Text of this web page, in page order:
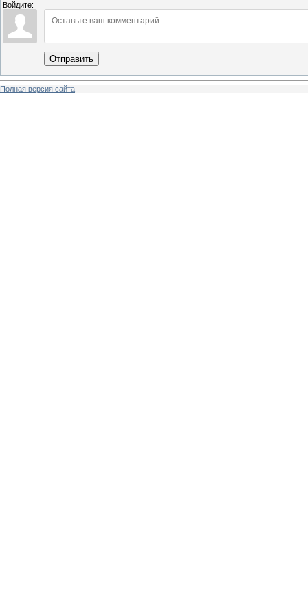
Войдите:
Отправить
Полная версия сайта